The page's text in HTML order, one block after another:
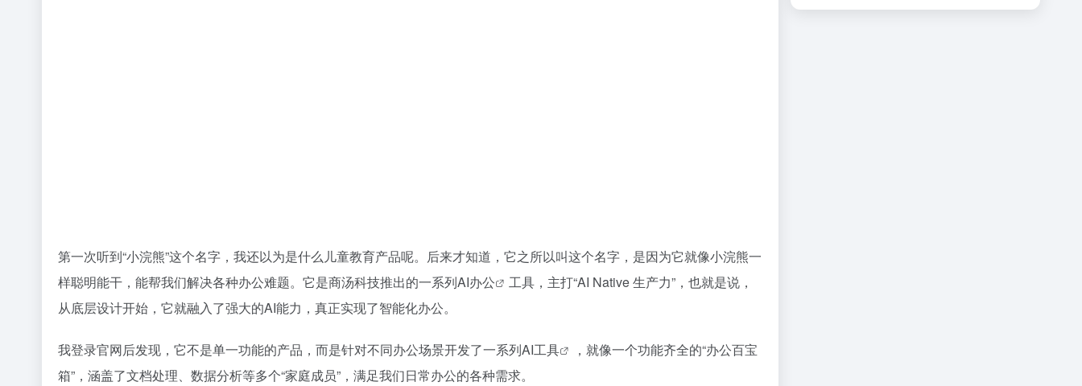
第一次听到“小浣熊”这个名字，我还以为是什么儿童教育产品呢。后来才知道，它之所以叫这个名字，是因为它就像小浣熊一
样聪明能干，能帮我们解决各种办公难题。它是商汤科技推出的一系列AI办公
工具，主打“AI Native 生产力”，也就是说，
从底层设计开始，它就融入了强大的AI能力，真正实现了智能化办公。
我登录官网后发现，它不是单一功能的产品，而是针对不同办公场景开发了一系列AI工具
，就像一个功能齐全的“办公百宝
箱”，涵盖了文档处理、数据分析等多个“家庭成员”，满足我们日常办公的各种需求。